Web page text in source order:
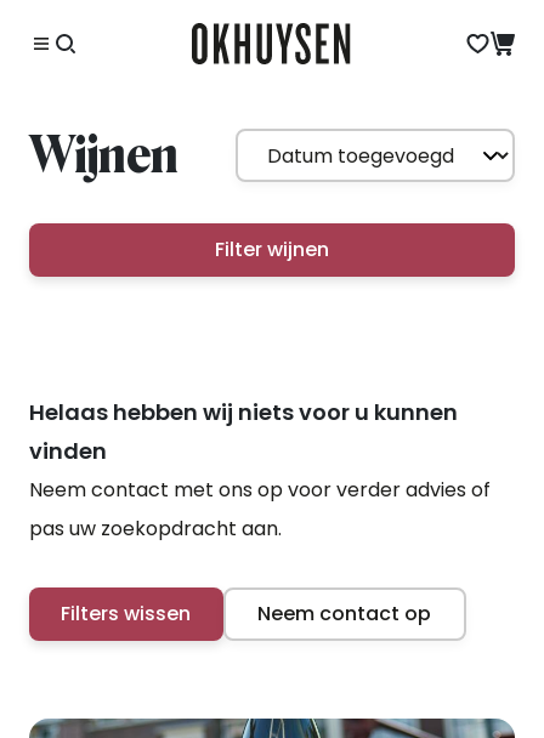
Wijnen
Filter wijnen
Helaas hebben wij niets voor u kunnen
vinden
Neem contact met ons op voor verder advies of
pas uw zoekopdracht aan.
Filters wissen Neem contact op